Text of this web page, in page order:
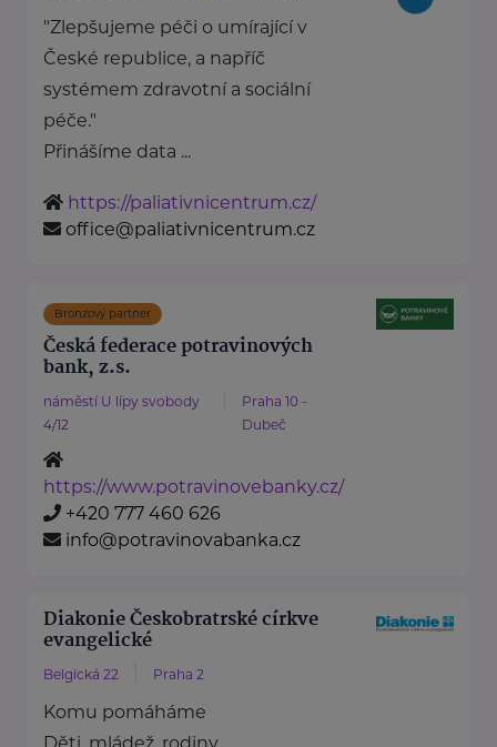
"Zlepšujeme péči o umírající v
České republice, a napříč
systémem zdravotní a sociální
péče."
Přinášíme data ...
https://paliativnicentrum.cz/
office@paliativnicentrum.cz
Bronzový partner
Česká federace potravinových
bank, z.s.
náměstí U lípy svobody
4/12
Praha 10 -
Dubeč
https://www.potravinovebanky.cz/
+420 777 460 626
info@potravinovabanka.cz
Diakonie Českobratrské církve
evangelické
Belgická 22 Praha 2
Komu pomáháme